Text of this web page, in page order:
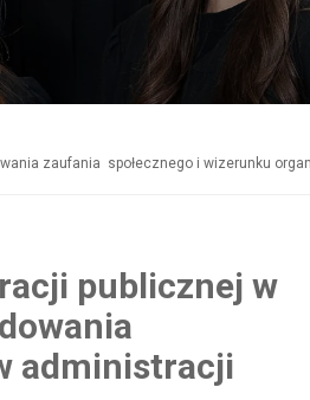
zaufania społecznego i wizerunku
publicznej w
administracji